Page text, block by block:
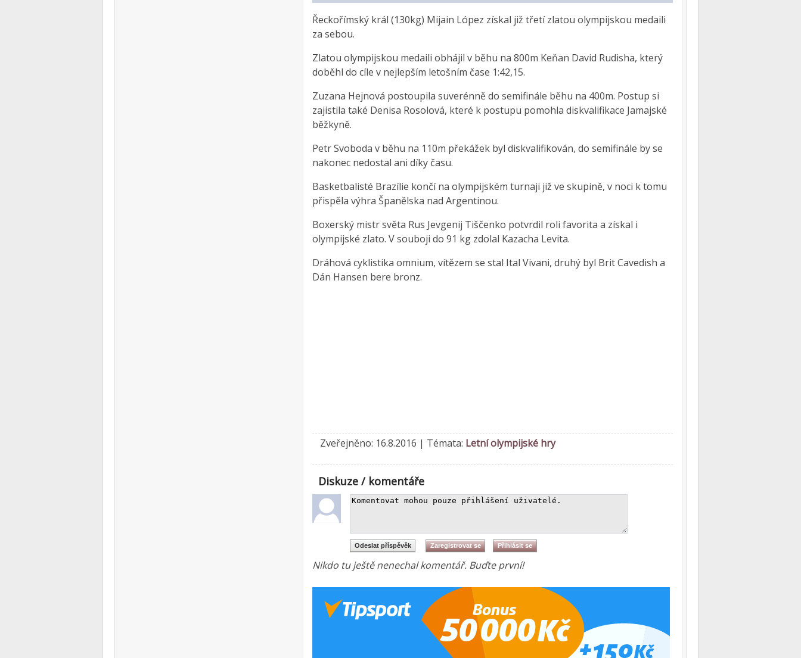
Řeckořímský král (130kg) Mijain López získal již třetí zlatou olympijskou medaili
za sebou.
Zlatou olympijskou medaili obhájil v běhu na 800m Keňan David Rudisha, který
doběhl do cíle v nejlepším letošním čase 1:42,15.
Zuzana Hejnová postoupila suverénně do semifinále běhu na 400m. Postup si
zajistila také Denisa Rosolová, které k postupu pomohla diskvalifikace Jamajské
běžkyně.
Petr Svoboda v běhu na 110m překážek byl diskvalifikován, do semifinále by se
nakonec nedostal ani díky času.
Basketbalisté Brazílie končí na olympijském turnaji již ve skupině, v noci k tomu
přispěla výhra Španělska nad Argentinou.
Boxerský mistr světa Rus Jevgenij Tiščenko potvrdil roli favorita a získal i
olympijské zlato. V souboji do 91 kg zdolal Kazacha Levita.
Dráhová cyklistika omnium, vítězem se stal Ital Vivani, druhý byl Brit Cavedish a
Dán Hansen bere bronz.
Zveřejněno: 16.8.2016 | Témata: Letní olympijské hry
Diskuze / komentáře
Nikdo tu ještě nenechal komentář. Buďte první!